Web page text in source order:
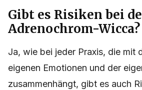
Gibt es Risiken bei
Adrenochrom-Wicca?
Ja, wie bei jeder Praxis, die mit
eigenen Emotionen und der
zusammenhängt, gibt es auch